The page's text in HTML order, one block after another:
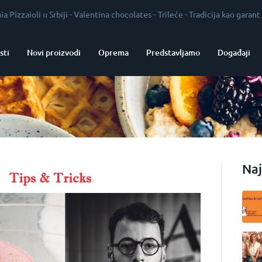
u Srbiji - Valentina chocolates - Trileće - Tradicija kao garant
Novi proizvodi Oprema Predstavljamo Događaji